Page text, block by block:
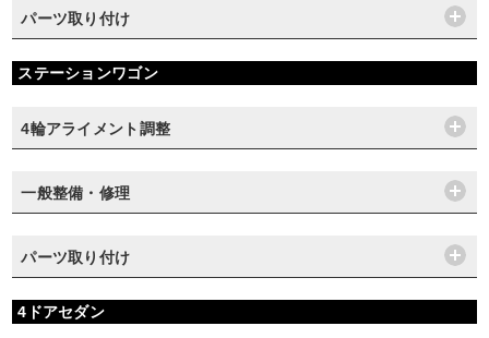
パーツ取り付け
ステーションワゴン
4輪アライメント調整
一般整備・修理
パーツ取り付け
4ドアセダン